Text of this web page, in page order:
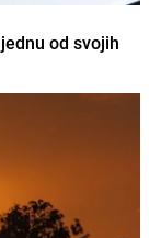
od svojih